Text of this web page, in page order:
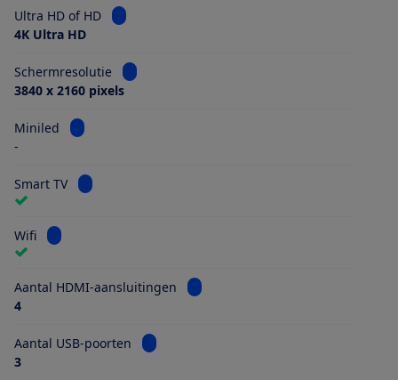
Ultra HD of HD
Bekijk informatie voor Ultra HD of HD
4K Ultra HD
Schermresolutie
Bekijk informatie voor Schermresolutie
3840 x 2160 pixels
Miniled
Bekijk informatie voor Miniled
-
Smart TV Bekijk informatie voor Smart TV
Wifi Bekijk informatie voor Wifi
Aantal HDMI-aansluitingen
Bekijk informatie voor Aantal
4
Aantal USB-poorten
Bekijk informatie voor Aantal USB-poorten
3